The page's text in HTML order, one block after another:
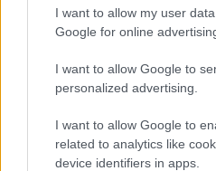
I want to allow my user
Google for online
I want to allow Google to
personalized advertising.
I want to allow Google to
related to analytics like
device identifiers in apps.
Basket 3×3: regolamento
mirati
Final Eight 2027 a Torino:
sociale della